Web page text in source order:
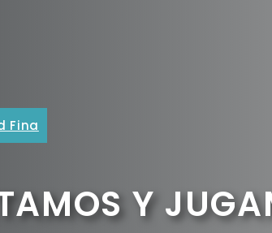
Fina
Y